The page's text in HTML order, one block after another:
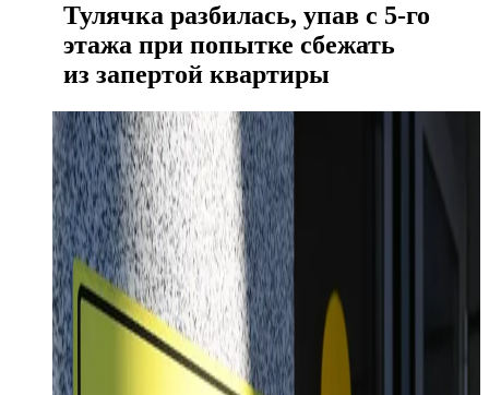
Тулячка разбилась, упав с 5-го
этажа при попытке сбежать
из запертой квартиры